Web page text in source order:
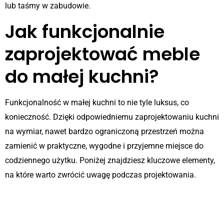
lub taśmy w zabudowie.
Jak funkcjonalnie
zaprojektować meble
do małej kuchni?
Funkcjonalność w małej kuchni to nie tyle luksus, co
konieczność. Dzięki odpowiedniemu zaprojektowaniu kuchni
na wymiar, nawet bardzo ograniczoną przestrzeń można
zamienić w praktyczne, wygodne i przyjemne miejsce do
codziennego użytku. Poniżej znajdziesz kluczowe elementy,
na które warto zwrócić uwagę podczas projektowania.